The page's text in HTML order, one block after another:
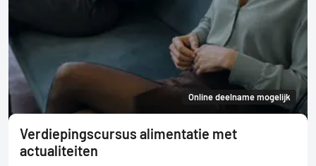
Online deelname mogelijk
Verdiepingscursus alimentatie met
actualiteiten